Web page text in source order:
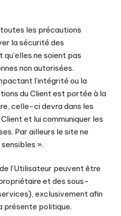
toutes les précautions
la sécurité des
ne soient pas
non autorisées.
l’intégrité ou la
du Client est portée à la
celle-ci devra dans les
et lui communiquer les
Par ailleurs le site ne
».
l’Utilisateur peuvent être
et des sous-
exclusivement afin
présente politique.